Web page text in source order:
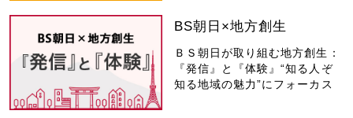
BS朝日×地方創生
ＢＳ朝日が取り組む地方創生：
『発信』と『体験』“知る人ぞ
知る地域の魅力”にフォーカス